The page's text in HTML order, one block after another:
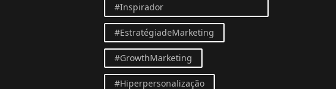
#Inspirador
#EstratégiadeMarketing
#GrowthMarketing
#Hiperpersonalização